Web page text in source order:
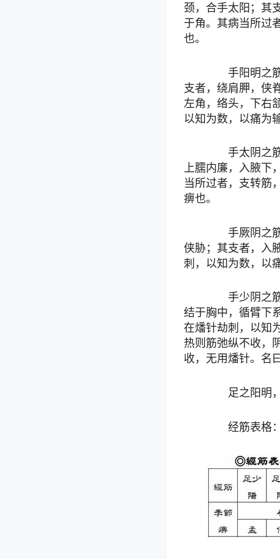
颈，合手太阳；其
于角。其病当所过
也。
手阳明之筋
支者，绕肩胛，侠
左角，络头，下右
以知为数，以痛为
手太阴之筋
上臑内廉，入腋
当所过者，支转筋
痹也。
手厥阴之筋
侠胁；其支者，入
刺，以知为数，以
手少阴之筋
结于胸中，循臂下
在燔针劫刺，以知
热则筋弛纵不收，
收，无用燔针。名
足之阳明，
经筋表格：